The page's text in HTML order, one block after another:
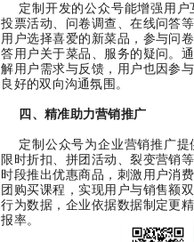
定制开发的公众号能增强用
投票活动、问卷调查、在线问答
用户选择喜爱的新菜品，参与问
答用户关于菜品、服务的疑问。
解用户需求与反馈，用户也因参
良好的双向沟通氛围。
四、精准助力营销推广
定制公众号为企业营销推广
限时折扣、拼团活动、裂变营销
时段推出优惠商品，刺激用户消
团购买课程，实现用户与销售额
行为数据，企业依据数据制定更
报率。